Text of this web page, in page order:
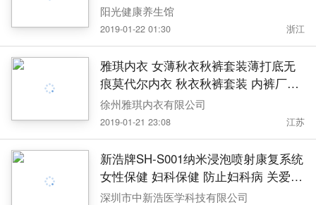
阳光健康养生馆
2019-01-22 01:30 浙江
雅琪内衣 女薄秋衣秋裤套装薄打底无
痕莫代尔内衣 秋衣秋裤套装 内裤厂家
厂家定制
徐州雅琪内衣有限公司
2019-01-21 23:08 江苏
新浩牌SH-S001纳米浸泡喷射康复系统
女性保健 妇科保健 防止妇科病 关爱女
性常备
深圳市中新浩医学科技有限公司